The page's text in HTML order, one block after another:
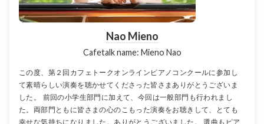
Nao Mieno
Cafetalk name: Mieno Nao
この度、第２回カフェトークオンラインピアノコンクールに参加し
て素晴らしい演奏を聴かせてくださった皆さまありがとうございま
した。 前回の小学生部門に加えて、今回は一般部門も行われまし
た。両部門ともに皆さまの心のこもった演奏をお聴きして、とても
幸せな気持ちになりました。ありがとうございました。 選曲もピア